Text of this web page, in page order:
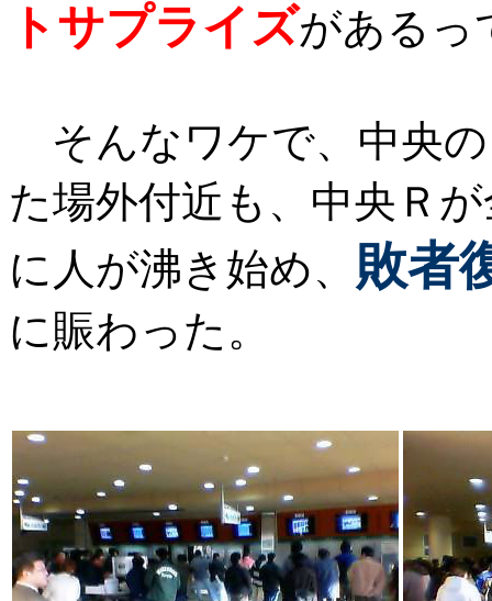
トサプライズがあるっ
そんなワケで、中央
た場外付近も、中央Ｒ
に人が沸き始め、 敗者
に賑わった。